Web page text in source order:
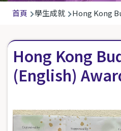
導
連
結
首頁 學生成就 Hong Kong
Hong Kong
(English)